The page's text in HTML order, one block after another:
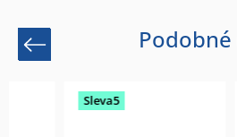
Podobné
Previous
Sleva5